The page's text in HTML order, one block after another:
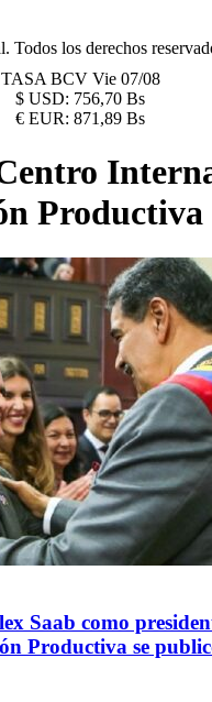
Todos los derechos
TASA BCV Vie 07/08
$ USD: 756,70 Bs
€ EUR: 871,89 Bs
Productiva
Saab como
Productiva se